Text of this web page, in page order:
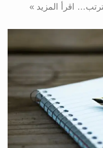
اقرأ المزيد »